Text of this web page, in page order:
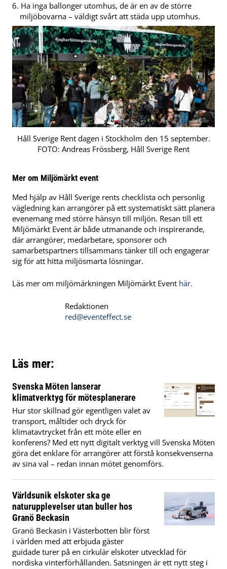
Ha inga ballonger utomhus, de är en av de större
miljöbovarna – väldigt svårt att städa upp utomhus.
Håll Sverige Rent dagen i Stockholm den 15 september.
FOTO: Andreas Frössberg, Håll Sverige Rent
Mer om Miljömärkt event
Med hjälp av Håll Sverige rents checklista och personlig
vägledning kan arrangörer på ett systematiskt sätt planera
evenemang med större hänsyn till miljön. Resan till ett
Miljömärkt Event är både utmanande och inspirerande,
där arrangörer, medarbetare, sponsorer och
samarbetspartners tillsammans tänker till och engagerar
sig för att hitta miljösmarta lösningar.
Läs mer om miljömärkningen Miljömärkt Event här.
Redaktionen
red@eventeffect.se
Läs mer:
Svenska Möten lanserar
klimatverktyg för mötesplanerare
Hur stor skillnad gör egentligen valet av
transport, måltider och dryck för
klimatavtrycket från ett möte eller en
konferens? Med ett nytt digitalt verktyg vill Svenska Möten
göra det enklare för arrangörer att förstå konsekvenserna
av sina val – redan innan mötet genomförs.
Världsunik elskoter ska ge
naturupplevelser utan buller hos
Granö Beckasin
Granö Beckasin i Västerbotten blir först
i världen med att erbjuda gäster
guidade turer på en cirkulär elskoter utvecklad för
nordiska vinterförhållanden. Satsningen är ett nytt steg i